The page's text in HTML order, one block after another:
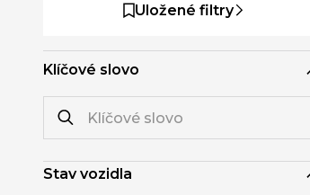
Uložené filtry
Klíčové slovo
Stav vozidla